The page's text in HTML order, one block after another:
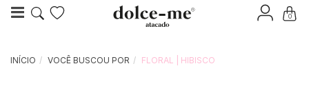
0
INÍCIO VOCÊ BUSCOU POR FLORAL | HIBISCO